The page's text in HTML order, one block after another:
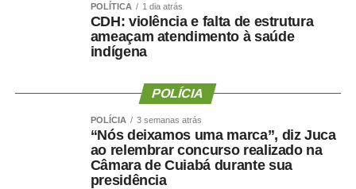
e já havia sido informada anteriormente, não havendo
qualquer excepcionalidade.
POLÍTICA 1 dia atrás
CDH: violência e falta de estrutura
ameaçam atendimento à saúde
indígena
POLÍCIA
POLÍCIA 3 semanas atrás
“Nós deixamos uma marca”, diz Juca
ao relembrar concurso realizado na
Câmara de Cuiabá durante sua
presidência